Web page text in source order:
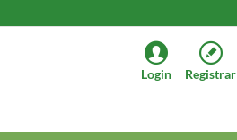
Login Registrar